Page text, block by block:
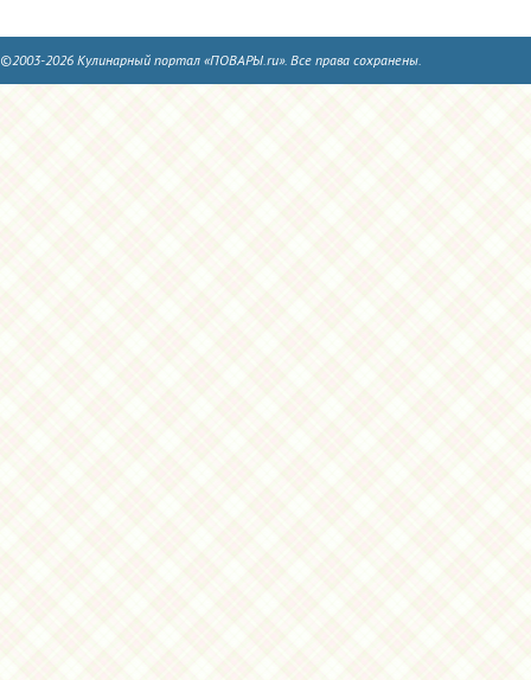
©2003-2026 Кулинарный портал «ПОВАРЫ.ru». Все права сохранены.